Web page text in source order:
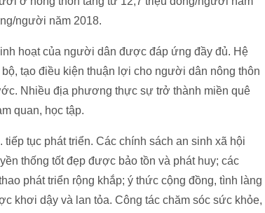
người năm 2018.
hoạt của người dân được đáp ứng đầy đủ. Hệ
tạo điều kiện thuận lợi cho người dân nông thôn
Nhiều địa phương thực sự trở thành miền quê
quan, học tập.
tục phát triển. Các chính sách an sinh xã hội
thống tốt đẹp được bảo tồn và phát huy; các
phát triển rộng khắp; ý thức cộng đồng, tình làng
khơi dậy và lan tỏa. Công tác chăm sóc sức khỏe,